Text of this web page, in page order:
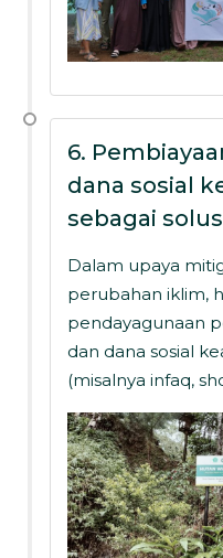
6.
dana sosial
sebagai
Dalam upaya
perubahan iklim,
pendayagunaan
dan dana sosial
(misalnya infaq,